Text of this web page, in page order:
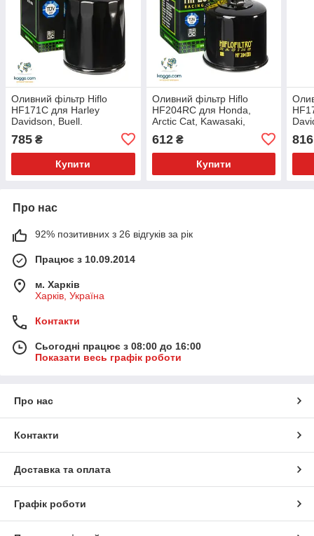
Оливний фільтр Hiflo
HF171C для Harley
Davidson, Buell.
785 ₴
Купити
Оливний фільтр Hiflo
HF204RC для Honda,
Arctic Cat, Kawasaki,
Agusta, Suzuki, Yamaha.
612₴
Купити
816
Про нас
92% позитивних з 26 відгуків за рік
Працює з 10.09.2014
м. Харків
Харків, Україна
Контакти
Сьогодні працює з 08:00 до 16:00
Показати весь графік роботи
Про нас
Контакти
Доставка та оплата
Графік роботи